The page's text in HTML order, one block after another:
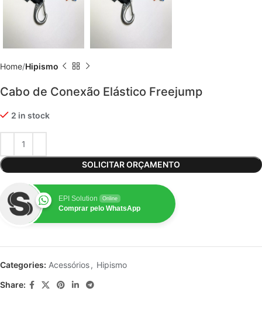
Home Hipismo
Cabo de Conexão Elástico Freejump
2 in stock
SOLICITAR ORÇAMENTO
EPI Solution Online
Comprar pelo WhatsApp
Categories: Acessórios, Hipismo
Share: